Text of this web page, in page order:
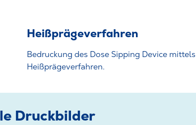
Heißprägeverfahren
Bedruckung des Dose Sipping Device mittels
Heißprägeverfahren.
Druckbilder